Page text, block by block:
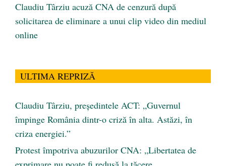
Claudiu Târziu acuză CNA de cenzură după
solicitarea de eliminare a unui clip video din mediul
online
ULTIMA REPRIZĂ
Claudiu Târziu, președintele ACT: „Guvernul
împinge România dintr-o criză în alta. Astăzi, în
criza energiei.”
Protest împotriva abuzurilor CNA: „Libertatea de